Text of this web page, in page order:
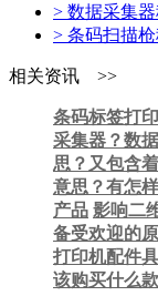
> 数据采集
> 条码扫描
相关资讯 >>
条码标签打印机
采集器？
思？又包
意思？有怎
产品 影响二
备受欢迎的
打印机配件
该购买什么款